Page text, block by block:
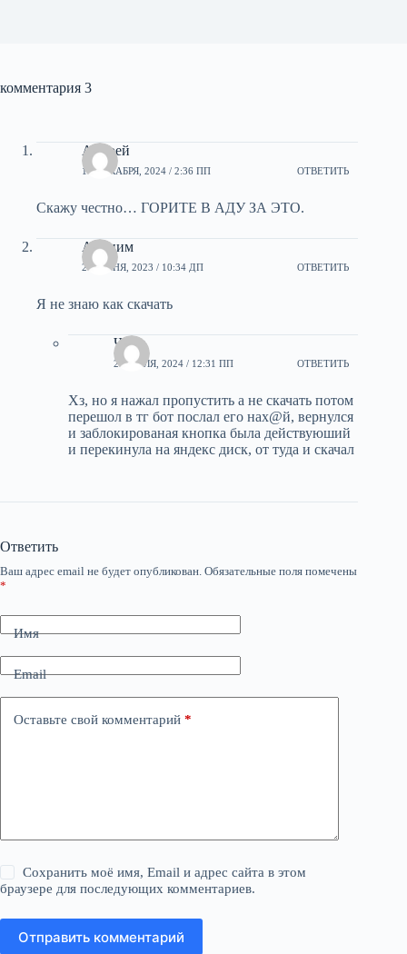
комментария 3
Андрей
17 ДЕКАБРЯ, 2024 / 2:36 ПП ОТВЕТИТЬ
Скажу честно… ГОРИТЕ В АДУ ЗА ЭТО.
Аноним
24 ИЮНЯ, 2023 / 10:34 ДП ОТВЕТИТЬ
Я не знаю как скачать
Чпок
26 ИЮЛЯ, 2024 / 12:31 ПП ОТВЕТИТЬ
Хз, но я нажал пропустить а не скачать потом
перешол в тг бот послал его нах@й, вернулся
и заблокированая кнопка была действуюший
и перекинула на яндекс диск, от туда и скачал
Ответить
Ваш адрес email не будет опубликован. Обязательные поля помечены
*
Имя
Email
Оставьте свой комментарий *
Сохранить моё имя, Email и адрес сайта в этом
браузере для последующих комментариев.
Отправить комментарий